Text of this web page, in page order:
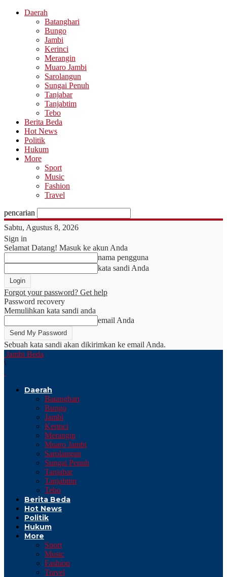
Daerah
Batanghari
Bungo
Jambi
Kerinci
Merangin
Muaro Jambi
Sarolangun
Sungai Penuh
Tanjabar
Tanjabtim
Tebo
Berita Beda
Hot News
Politik
Hukum
More
Sport
Music
Fashion
Travel
pencarian
Sabtu, Agustus 8, 2026
Sign in
Selamat Datang! Masuk ke akun Anda
nama pengguna
kata sandi Anda
Forgot your password? Get help
Password recovery
Memulihkan kata sandi anda
email Anda
Sebuah kata sandi akan dikirimkan ke email Anda.
Jambi Beda
\
Daerah
Batanghari
Bungo
Jambi
Kerinci
Merangin
Muaro Jambi
Sarolangun
Sungai Penuh
Tanjabar
Tanjabtim
Tebo
Berita Beda
Hot News
Politik
Hukum
More
Sport
Music
Fashion
Travel